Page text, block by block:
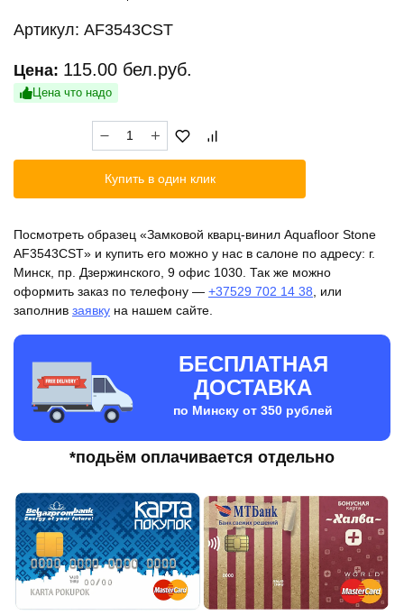
Артикул: AF3543CST
Цена: 115.00 бел.руб.
Цена что надо
Количество
товара
кварц-
Stone
AF3543CST
Купить в один клик
Посмотреть образец «Замковой кварц-винил Aquafloor Stone
AF3543CST» и купить его можно у нас в салоне по адресу: г.
Минск, пр. Дзержинского, 9 офис 1030. Так же можно
оформить заказ по телефону — +37529 702 14 38 , или
заполнив заявку на нашем сайте.
БЕСПЛАТНАЯ
ДОСТАВКА
по Минску от 350 рублей
*подьём оплачивается отдельно